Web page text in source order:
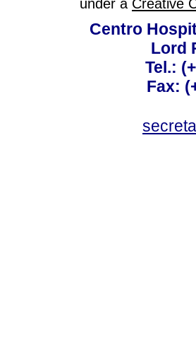
under a Creative
Centro
Lord
Tel.:
Fax: